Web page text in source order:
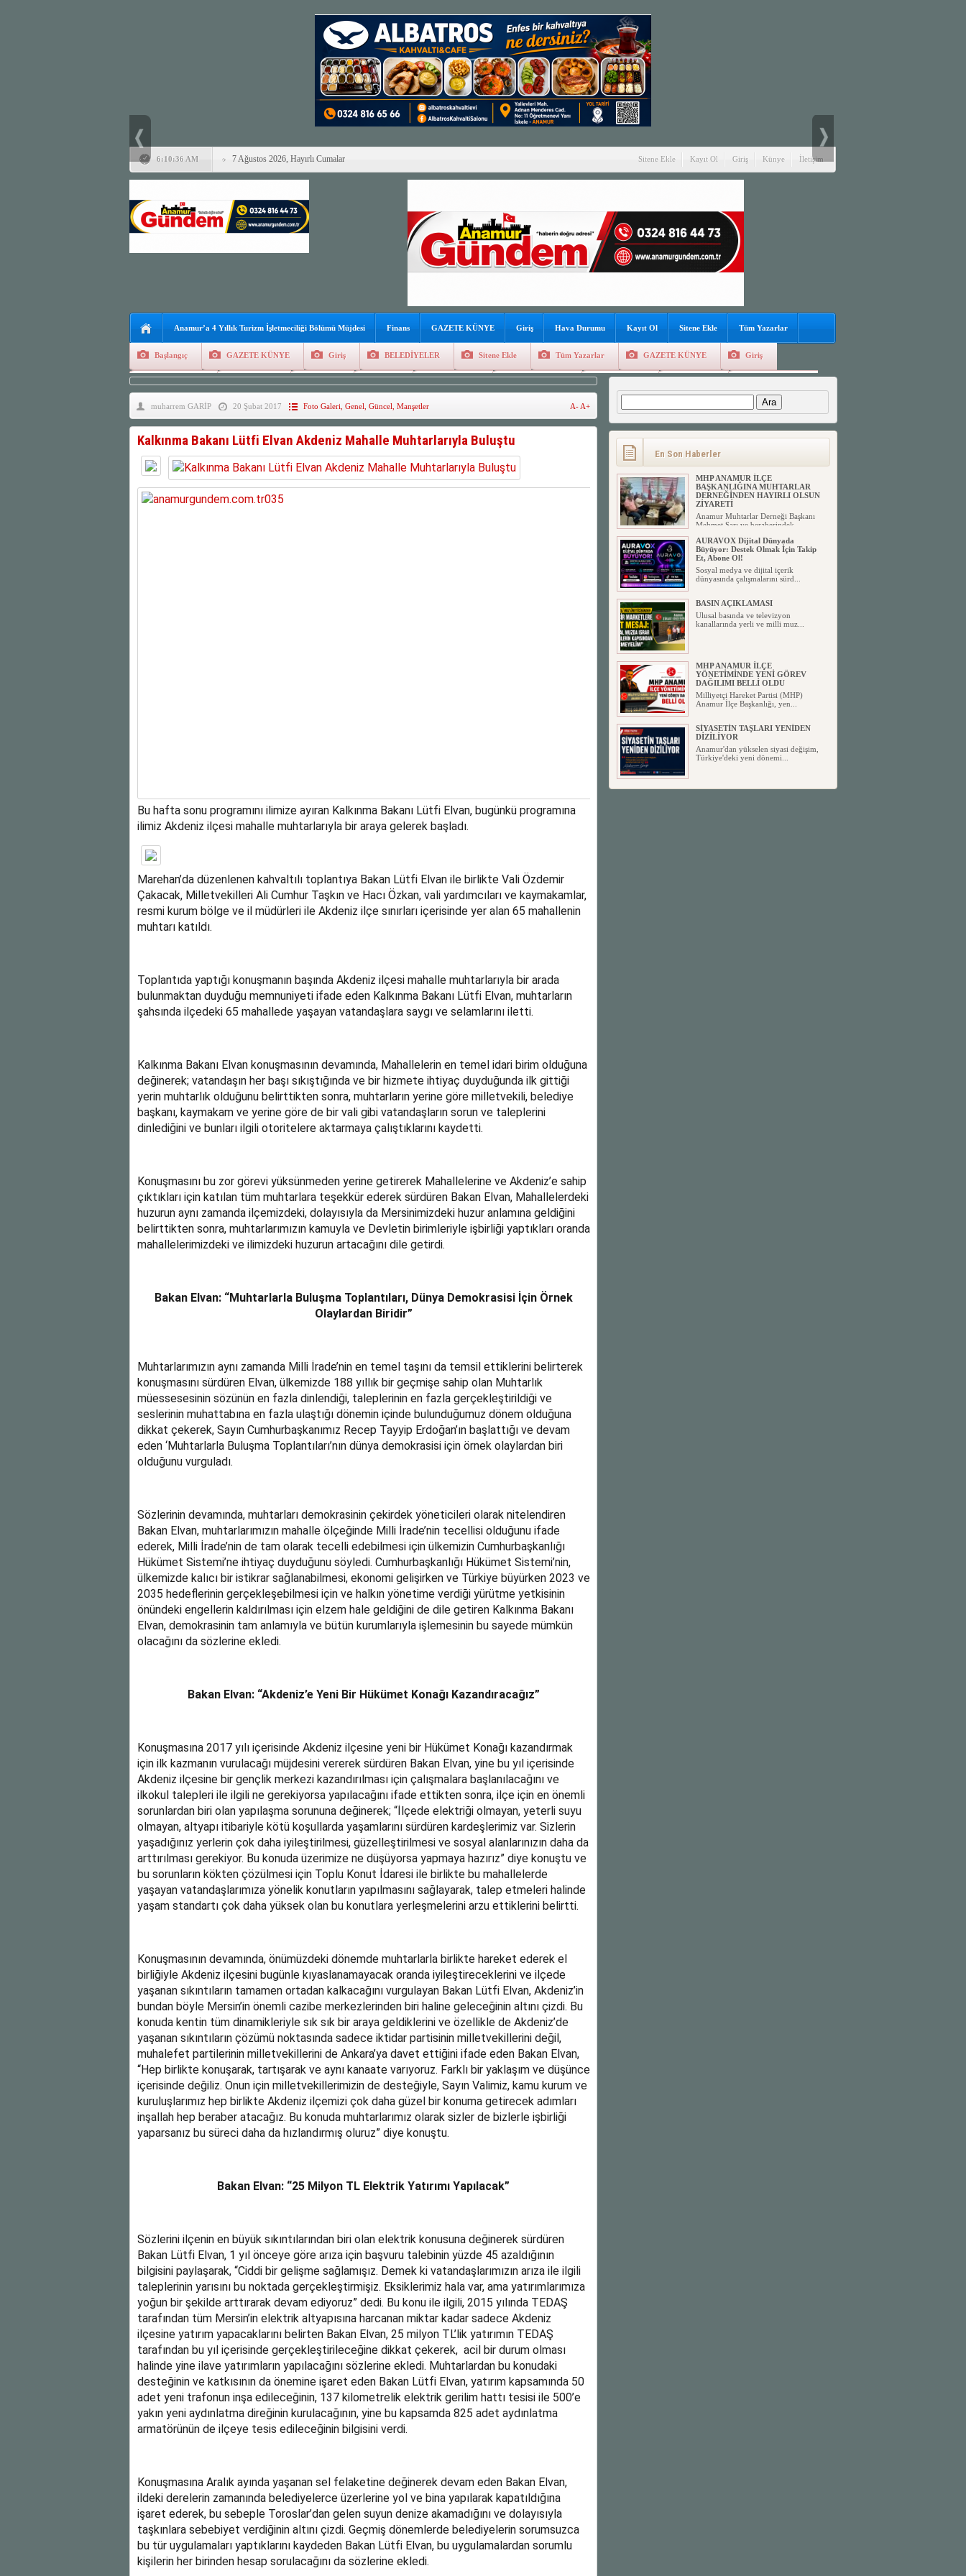
6:10:36 AM 7 Ağustos 2026, Hayırlı Cumalar Sitene Ekle Kayıt Ol Giriş Künye İletişim
Anamur’a 4 Yıllık Turizm İşletmeciliği Bölümü Müjdesi Finans GAZETE KÜNYE Giriş Hava Durumu Kayıt Ol Sitene Ekle Tüm Yazarlar
Başlangıç GAZETE KÜNYE Giriş BELEDİYELER Sitene Ekle Tüm Yazarlar GAZETE KÜNYE Giriş
Tüm Yazarlar Manşetler Güncel Genel Foto Galeri Hava Durumu
muharrem GARİP 20 Şubat 2017 Foto Galeri Genel Güncel Manşetler A- A+
Kalkınma Bakanı Lütfi Elvan Akdeniz Mahalle Muhtarlarıyla Buluştu
Bu hafta sonu programını ilimize ayıran Kalkınma Bakanı Lütfi Elvan, bugünkü programına
ilimiz Akdeniz ilçesi mahalle muhtarlarıyla bir araya gelerek başladı.
Marehan’da düzenlenen kahvaltılı toplantıya Bakan Lütfi Elvan ile birlikte Vali Özdemir
Çakacak, Milletvekilleri Ali Cumhur Taşkın ve Hacı Özkan, vali yardımcıları ve kaymakamlar,
resmi kurum bölge ve il müdürleri ile Akdeniz ilçe sınırları içerisinde yer alan 65 mahallenin
muhtarı katıldı.
Toplantıda yaptığı konuşmanın başında Akdeniz ilçesi mahalle muhtarlarıyla bir arada
bulunmaktan duyduğu memnuniyeti ifade eden Kalkınma Bakanı Lütfi Elvan, muhtarların
şahsında ilçedeki 65 mahallede yaşayan vatandaşlara saygı ve selamlarını iletti.
Kalkınma Bakanı Elvan konuşmasının devamında, Mahallelerin en temel idari birim olduğuna
değinerek; vatandaşın her başı sıkıştığında ve bir hizmete ihtiyaç duyduğunda ilk gittiği
yerin muhtarlık olduğunu belirttikten sonra, muhtarların yerine göre milletvekili, belediye
başkanı, kaymakam ve yerine göre de bir vali gibi vatandaşların sorun ve taleplerini
dinlediğini ve bunları ilgili otoritelere aktarmaya çalıştıklarını kaydetti.
Konuşmasını bu zor görevi yüksünmeden yerine getirerek Mahallelerine ve Akdeniz’e sahip
çıktıkları için katılan tüm muhtarlara teşekkür ederek sürdüren Bakan Elvan, Mahallelerdeki
huzurun aynı zamanda ilçemizdeki, dolayısıyla da Mersinimizdeki huzur anlamına geldiğini
belirttikten sonra, muhtarlarımızın kamuyla ve Devletin birimleriyle işbirliği yaptıkları oranda
mahallelerimizdeki ve ilimizdeki huzurun artacağını dile getirdi.
Bakan Elvan: “Muhtarlarla Buluşma Toplantıları, Dünya Demokrasisi İçin Örnek
Olaylardan Biridir”
Muhtarlarımızın aynı zamanda Milli İrade’nin en temel taşını da temsil ettiklerini belirterek
konuşmasını sürdüren Elvan, ülkemizde 188 yıllık bir geçmişe sahip olan Muhtarlık
müessesesinin sözünün en fazla dinlendiği, taleplerinin en fazla gerçekleştirildiği ve
seslerinin muhattabına en fazla ulaştığı dönemin içinde bulunduğumuz dönem olduğuna
dikkat çekerek, Sayın Cumhurbaşkanımız Recep Tayyip Erdoğan’ın başlattığı ve devam
eden ‘Muhtarlarla Buluşma Toplantıları’nın dünya demokrasisi için örnek olaylardan biri
olduğunu vurguladı.
Sözlerinin devamında, muhtarları demokrasinin çekirdek yöneticileri olarak nitelendiren
Bakan Elvan, muhtarlarımızın mahalle ölçeğinde Milli İrade’nin tecellisi olduğunu ifade
ederek, Milli İrade’nin de tam olarak tecelli edebilmesi için ülkemizin Cumhurbaşkanlığı
Hükümet Sistemi’ne ihtiyaç duyduğunu söyledi. Cumhurbaşkanlığı Hükümet Sistemi’nin,
ülkemizde kalıcı bir istikrar sağlanabilmesi, ekonomi gelişirken ve Türkiye büyürken 2023 ve
2035 hedeflerinin gerçekleşebilmesi için ve halkın yönetime verdiği yürütme yetkisinin
önündeki engellerin kaldırılması için elzem hale geldiğini de dile getiren Kalkınma Bakanı
Elvan, demokrasinin tam anlamıyla ve bütün kurumlarıyla işlemesinin bu sayede mümkün
olacağını da sözlerine ekledi.
Bakan Elvan: “Akdeniz’e Yeni Bir Hükümet Konağı Kazandıracağız”
Konuşmasına 2017 yılı içerisinde Akdeniz ilçesine yeni bir Hükümet Konağı kazandırmak
için ilk kazmanın vurulacağı müjdesini vererek sürdüren Bakan Elvan, yine bu yıl içerisinde
Akdeniz ilçesine bir gençlik merkezi kazandırılması için çalışmalara başlanılacağını ve
ilkokul talepleri ile ilgili ne gerekiyorsa yapılacağını ifade ettikten sonra, ilçe için en önemli
sorunlardan biri olan yapılaşma sorununa değinerek; “İlçede elektriği olmayan, yeterli suyu
olmayan, altyapı itibariyle kötü koşullarda yaşamlarını sürdüren kardeşlerimiz var. Sizlerin
yaşadığınız yerlerin çok daha iyileştirilmesi, güzelleştirilmesi ve sosyal alanlarınızın daha da
arttırılması gerekiyor. Bu konuda üzerimize ne düşüyorsa yapmaya hazırız” diye konuştu ve
bu sorunların kökten çözülmesi için Toplu Konut İdaresi ile birlikte bu mahallelerde
yaşayan vatandaşlarımıza yönelik konutların yapılmasını sağlayarak, talep etmeleri halinde
yaşam standartı çok daha yüksek olan bu konutlara yerleşmelerini arzu ettiklerini belirtti.
Konuşmasının devamında, önümüzdeki dönemde muhtarlarla birlikte hareket ederek el
birliğiyle Akdeniz ilçesini bugünle kıyaslanamayacak oranda iyileştireceklerini ve ilçede
yaşanan sıkıntıların tamamen ortadan kalkacağını vurgulayan Bakan Lütfi Elvan, Akdeniz’in
bundan böyle Mersin’in önemli cazibe merkezlerinden biri haline geleceğinin altını çizdi. Bu
konuda kentin tüm dinamikleriyle sık sık bir araya geldiklerini ve özellikle de Akdeniz’de
yaşanan sıkıntıların çözümü noktasında sadece iktidar partisinin milletvekillerini değil,
muhalefet partilerinin milletvekillerini de Ankara’ya davet ettiğini ifade eden Bakan Elvan,
“Hep birlikte konuşarak, tartışarak ve aynı kanaate varıyoruz. Farklı bir yaklaşım ve düşünce
içerisinde değiliz. Onun için milletvekillerimizin de desteğiyle, Sayın Valimiz, kamu kurum ve
kuruluşlarımız hep birlikte Akdeniz ilçemizi çok daha güzel bir konuma getirecek adımları
inşallah hep beraber atacağız. Bu konuda muhtarlarımız olarak sizler de bizlerle işbirliği
yaparsanız bu süreci daha da hızlandırmış oluruz” diye konuştu.
Bakan Elvan: “25 Milyon TL Elektrik Yatırımı Yapılacak”
Sözlerini ilçenin en büyük sıkıntılarından biri olan elektrik konusuna değinerek sürdüren
Bakan Lütfi Elvan, 1 yıl önceye göre arıza için başvuru talebinin yüzde 45 azaldığının
bilgisini paylaşarak, “Ciddi bir gelişme sağlamışız. Demek ki vatandaşlarımızın arıza ile ilgili
taleplerinin yarısını bu noktada gerçekleştirmişiz. Eksiklerimiz hala var, ama yatırımlarımıza
yoğun bir şekilde arttırarak devam ediyoruz” dedi. Bu konu ile ilgili, 2015 yılında TEDAŞ
tarafından tüm Mersin’in elektrik altyapısına harcanan miktar kadar sadece Akdeniz
ilçesine yatırım yapacaklarını belirten Bakan Elvan, 25 milyon TL’lik yatırımın TEDAŞ
tarafından bu yıl içerisinde gerçekleştirileceğine dikkat çekerek, acil bir durum olması
halinde yine ilave yatırımların yapılacağını sözlerine ekledi. Muhtarlardan bu konudaki
desteğinin ve katkısının da önemine işaret eden Bakan Lütfi Elvan, yatırım kapsamında 50
adet yeni trafonun inşa edileceğinin, 137 kilometrelik elektrik gerilim hattı tesisi ile 500’e
yakın yeni aydınlatma direğinin kurulacağının, yine bu kapsamda 825 adet aydınlatma
armatörünün de ilçeye tesis edileceğinin bilgisini verdi.
Konuşmasına Aralık ayında yaşanan sel felaketine değinerek devam eden Bakan Elvan,
ildeki derelerin zamanında belediyelerce üzerlerine yol ve bina yapılarak kapatıldığına
işaret ederek, bu sebeple Toroslar’dan gelen suyun denize akamadığını ve dolayısıyla
taşkınlara sebebiyet verdiğinin altını çizdi. Geçmiş dönemlerde belediyelerin sorumsuzca
bu tür uygulamaları yaptıklarını kaydeden Bakan Lütfi Elvan, bu uygulamalardan sorumlu
kişilerin her birinden hesap sorulacağını da sözlerine ekledi.
Arama:
En Son Haberler
MHP ANAMUR İLÇE
BAŞKANLIĞINA LÜTFİ
KÖMÜR’DEN HAYIRLI OLSUN
ZİYARETİ
Milliyetçi Hareket Partisi’ne uzun
MHP ANAMUR İLÇE
BAŞKANLIĞINA MUHTARLAR
DERNEĞİNDEN HAYIRLI OLSUN
ZİYARETİ
Anamur Muhtarlar Derneği Başkanı
Mehmet Sarı ve beraberindek...
AURAVOX Dijital Dünyada
Büyüyor: Destek Olmak İçin Takip
Et, Abone Ol!
Sosyal medya ve dijital içerik
dünyasında çalışmalarını sürd...
BASIN AÇIKLAMASI
Ulusal basında ve televizyon
kanallarında yerli ve milli muz...
MHP ANAMUR İLÇE
YÖNETİMİNDE YENİ GÖREV
DAĞILIMI BELLİ OLDU
Milliyetçi Hareket Partisi (MHP)
Anamur İlçe Başkanlığı, yen...
SİYASETİN TAŞLARI YENİDEN
DİZİLİYOR
Anamur'dan yükselen siyasi değişim,
Türkiye'deki yeni dönemi...
ANKA-DER 33 (Anamur Kalkınma